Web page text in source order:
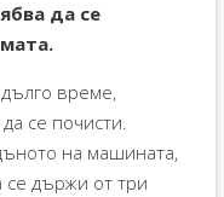
да се
време,
се почисти.
на машината,
държи от три